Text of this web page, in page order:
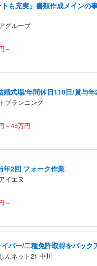
トも充実」書類作成メインの
グループ
～
婚式場/年間休日110日/賞与
プランニング
～45万円
年2回 フォーク作業
イエヌ
～
バー/二種免許取得をバック
んネット21 中川